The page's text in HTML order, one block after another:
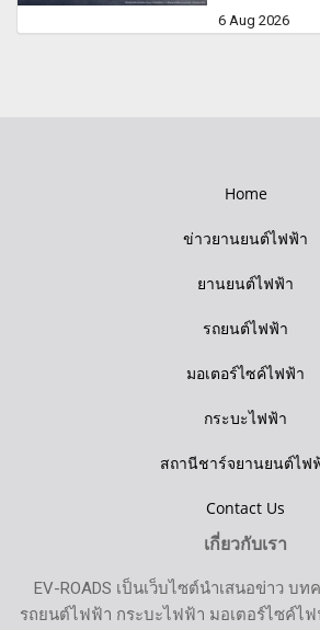
6 Aug 2026
Home
ข่าวยานยนต์ไฟฟ้า
ยานยนต์ไฟฟ้า
รถยนต์ไฟฟ้า
มอเตอร์ไซค์ไฟฟ้า
กระบะไฟฟ้า
สถานีชาร์จยานยนต์ไฟ
Contact Us
เกี่ยวกับเรา
EV-ROADS เป็นเว็บไซต์นำเสนอข่าว บ
รถยนต์ไฟฟ้า กระบะไฟฟ้า มอเตอร์ไซค์ไ